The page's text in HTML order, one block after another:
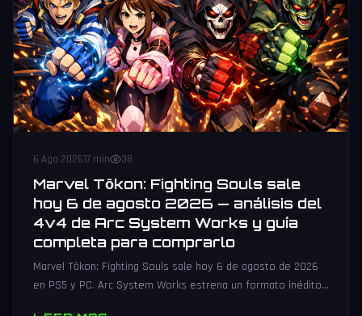
6 Ago 202617 min 38
Marvel Tōkon: Fighting Souls sale
hoy 6 de agosto 2026 — análisis del
4v4 de Arc System Works y guía
completa para comprarlo
Marvel Tōkon: Fighting Souls sale hoy 6 de agosto de 2026
en PS5 y PC. Arc System Works estrena un formato inédito